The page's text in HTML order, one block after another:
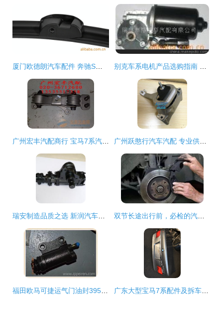
厦门欧德朗汽车配件 奔驰S系列专用无骨雨刷片，品质与服务的双重保障 别克车系电机产品选购指南 聚焦雨刮器与雨刮片（瑞安市洛特斯汽配）
广州宏丰汽配商行 宝马7系汽车配件与拆车件的专业之选 广州跃憨行汽车汽配 专业供应高品质汽车配件
瑞安制造品质之选 新润汽车部件厂的滤清器之路 双节长途出行前，必检的汽车配件清单
福田欧马可捷运气门油封3955393 原厂配件的品牌价值与性能保障 广东大型宝马7系配件及拆车件代理 品质与规模化一站式服务